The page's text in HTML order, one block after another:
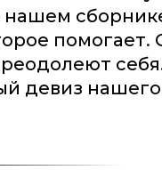
помогает.
девиз